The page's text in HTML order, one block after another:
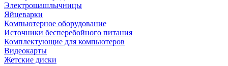
Электрошашлычницы
Яйцеварки
Компьютерное оборудование
Источники бесперебойного питания
Комплектующие для компьютеров
Видеокарты
Жетские диски